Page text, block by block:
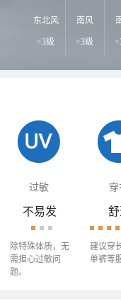
东北风
<3级
南风
<3级
过敏 穿
不易发
除特殊体质，无
需担心过敏问
题。
建议穿
单裤等